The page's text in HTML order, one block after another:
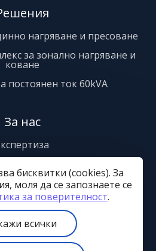
нагряване и пресоване
за зонално нагряване и
коване
постоянен ток 60kVA
За нас
Контакти
бисквитки (cookies). За
моля да се запознаете се
за поверителност.
всички